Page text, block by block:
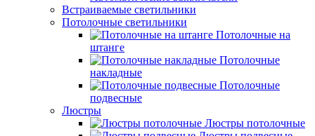
Встраиваемые светильники
Потолочные светильники
Потолочные на
штанге
Потолочные
накладные
Потолочные
подвесные
Люстры
Люстры потолочные